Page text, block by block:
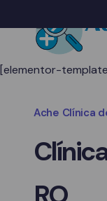
[elementor-
Ache Clínica